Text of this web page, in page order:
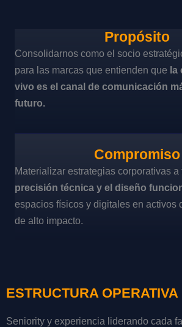
Propósito
Consolidarnos como el socio
para las marcas que entienden que la
vivo es el canal de comunicación
futuro.
Compromiso
Materializar estrategias corporativas a
precisión técnica y el diseño
espacios físicos y digitales en activos
de alto impacto.
ESTRUCTURA OPERATIVA
Seniority y experiencia liderando cada